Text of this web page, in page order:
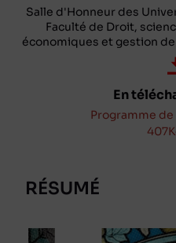
Salle d'Honneur des
Faculté de Droit,
économiques et gestion
En
Programme
RÉSUMÉ